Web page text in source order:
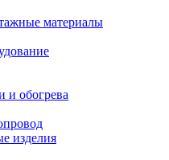
материалы
и обогрева
изделия